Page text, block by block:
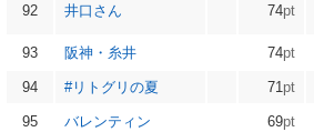
92 井口さん 74pt
93 阪神・糸井 74pt
94 #リトグリの夏 71 pt
95 バレンティン 69pt